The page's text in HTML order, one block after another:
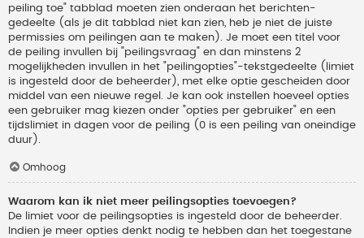
peiling toe" tabblad moeten zien onderaan het berichten-
gedeelte (als je dit tabblad niet kan zien, heb je niet de juiste
permissies om peilingen aan te maken). Je moet een titel voor
de peiling invullen bij "peilingsvraag" en dan minstens 2
mogelijkheden invullen in het "peilingopties"-tekstgedeelte (limiet
is ingesteld door de beheerder), met elke optie gescheiden door
middel van een nieuwe regel. Je kan ook instellen hoeveel opties
een gebruiker mag kiezen onder "opties per gebruiker" en een
tijdslimiet in dagen voor de peiling (0 is een peiling van oneindige
duur).
Omhoog
Waarom kan ik niet meer peilingsopties toevoegen?
De limiet voor de peilingsopties is ingesteld door de beheerder.
Indien je meer opties denkt nodig te hebben dan het toegestane